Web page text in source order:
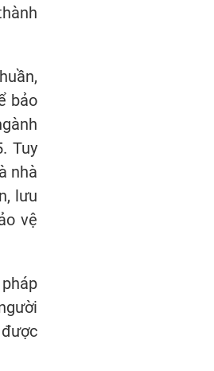
bảo
Tuy
nhà
lưu
vệ